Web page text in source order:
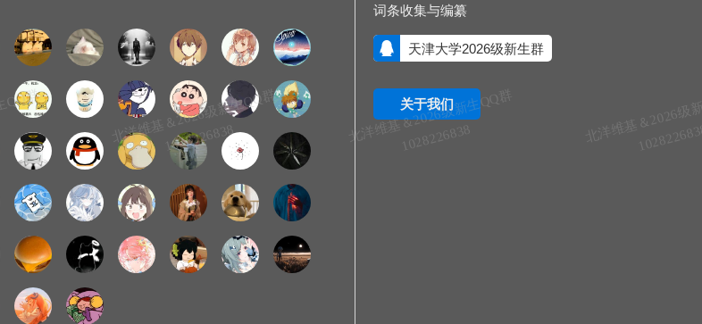
北
洋
维
基
＆
2
0
2
6
级
新
生
Q
Q
群
1
0
2
8
2
2
6
8
3
8 北
洋
维
基
＆
2
0
2
6
级
新
生
Q
Q
群
1
0
2
8
2
2
6
8
3
8
词条收集与编纂
天津大学2026级新生群
关于我们